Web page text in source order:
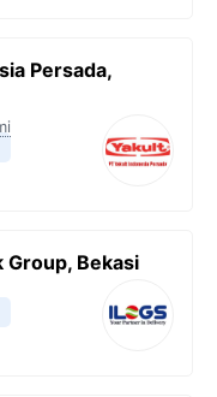
Persada,
Group, Bekasi